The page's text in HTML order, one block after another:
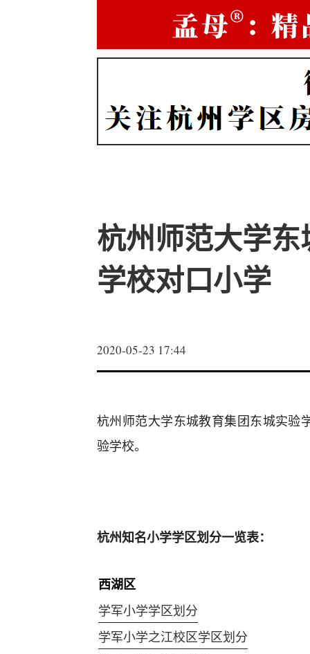
杭州师范大学
学校对口小学
2020-05-23 17:44
杭州师范大学东城教育集团东城实验
验学校。
杭州知名小学学区划分一览表：
西湖区
学军小学学区划分
学军小学之江校区学区划分